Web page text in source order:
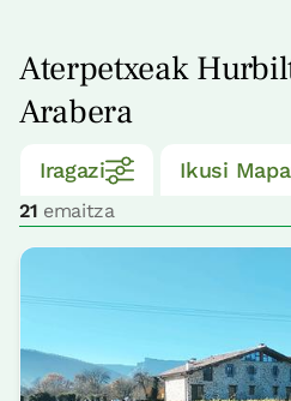
Aterpetxeak
Arabera
Iragazi Ikusi
21 emaitza